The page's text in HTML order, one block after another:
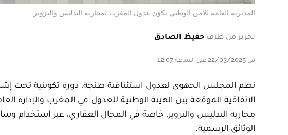
المديرية العامة للأمن الوطني تكوّن عدول المغرب لمحاربة التدليس والتزوير
تحرير من طرف حفيظ الصادق
في 22/03/2025 على الساعة 12:07
نظم المجلس الجهوي لعدول استئنافية طنجة، دورة تكوينية تحت
الاتفاقية الموقعة بين الهيئة الوطنية للعدول في المغرب والإدارة
محاربة التدليس والتزوير، خاصة في المجال العقاري، عبر استخدام
الوثائق الرسمية.